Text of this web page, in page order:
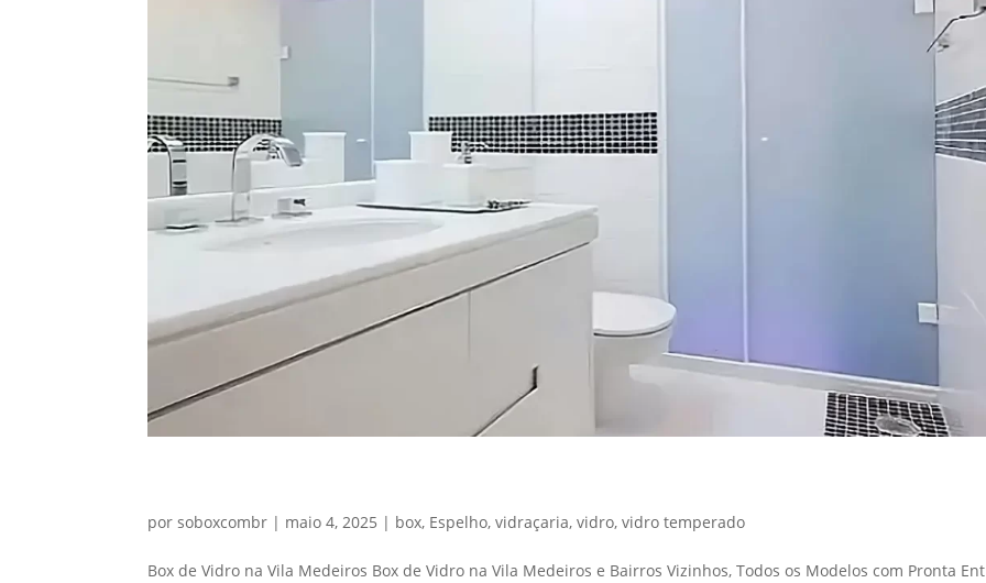
porsoboxcombr | maio 4, 2025 | box, Espelho,vidraçaria,vidro,vidro temperado
Box de Vidro na Vila Medeiros Box de Vidro na Vila Medeiros e Bairros Vizinhos, Todos os Modelos com Pronta